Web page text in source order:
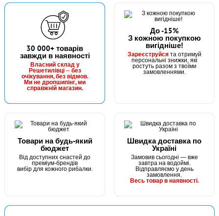
30 000+ товарів
завжди в наявності
Власний склад у
Решетилівці — без
очікування, без відмов.
Ми не дропшипінг, ми
справжній магазин.
До -15%
З кожною покупкою
вигідніше!
Зареєструйсята отримуй
персональні знижки, які
ростуть разом з твоїми
замовленнями.
Товари на будь-який
бюджет
Від доступних снастей до
преміум-брендів
вибір для кожного рибалки.
Швидка доставка по
Україні
Замовив сьогодні — вже
завтра на водоймі.
Відправляємо у день
замовлення.
Весь товар в наявності.